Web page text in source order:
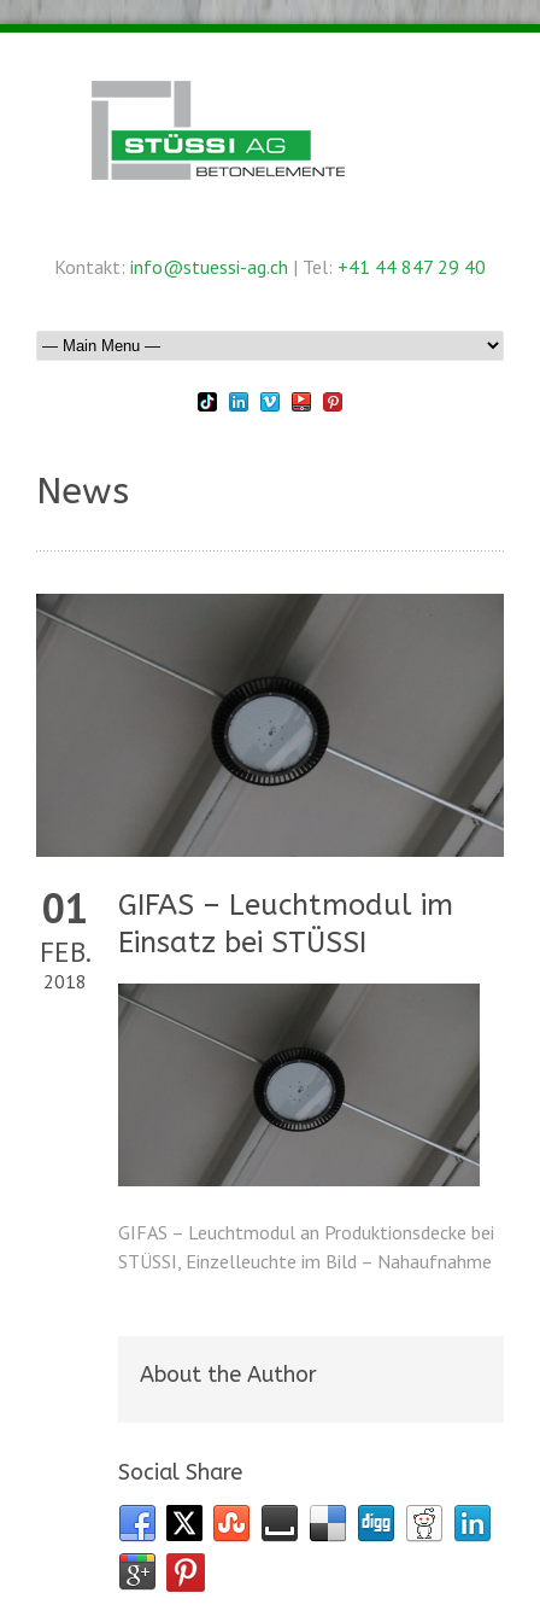
Kontakt: info@stuessi-ag.ch | Tel: +41 44 847 29 40
News
01
FEB.
2018
GIFAS – Leuchtmodul im
Einsatz bei STÜSSI
GIFAS – Leuchtmodul an Produktionsdecke bei
STÜSSI, Einzelleuchte im Bild – Nahaufnahme
About the Author
Social Share